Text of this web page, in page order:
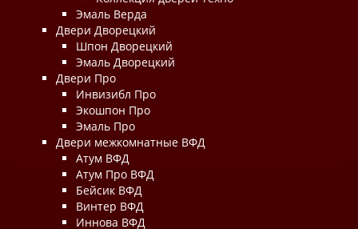
Эмаль Верда
Двери Дворецкий
Шпон Дворецкий
Эмаль Дворецкий
Двери Про
Инвизибл Про
Экошпон Про
Эмаль Про
Двери межкомнатные ВФД
Атум ВФД
Атум Про ВФД
Бейсик ВФД
Винтер ВФД
Иннова ВФД